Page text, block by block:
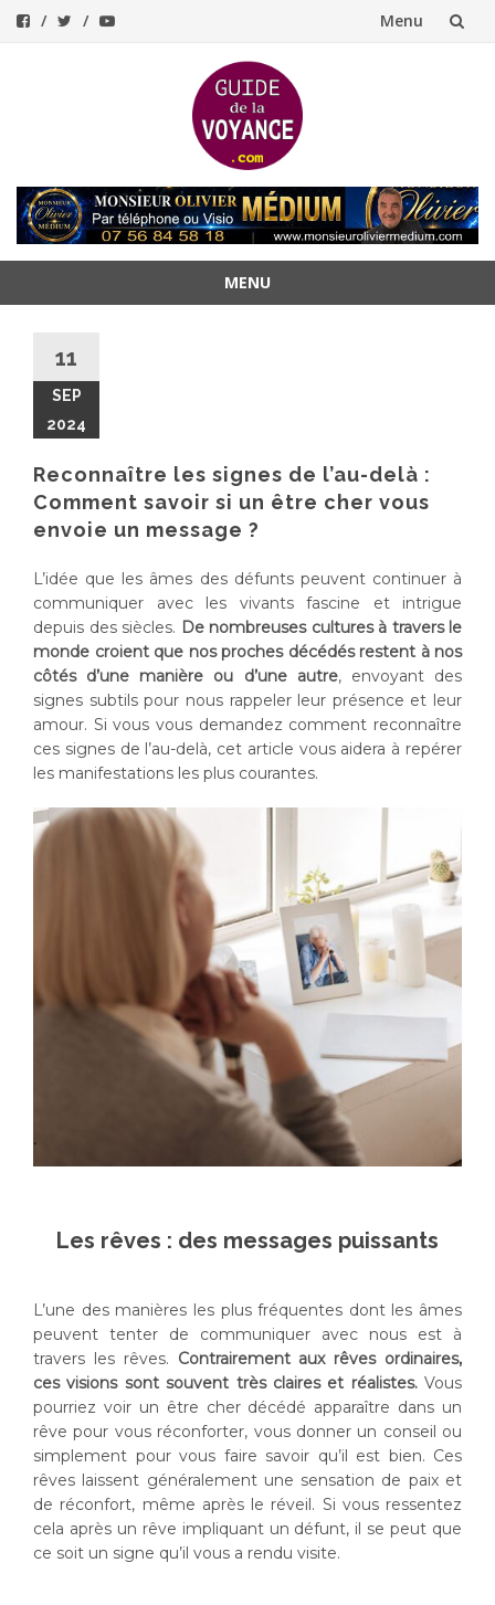
Menu
MENU
contenu11
SEP
2024
Reconnaître les signes de l’au-delà :
Comment savoir si un être cher vous
envoie un message ?
L’idée que les âmes des défunts peuvent continuer à
communiquer avec les vivants fascine et intrigue
depuis des siècles. De nombreuses cultures à travers le
monde croient que nos proches décédés restent à nos
côtés d’une manière ou d’une autre, envoyant des
signes subtils pour nous rappeler leur présence et leur
amour. Si vous vous demandez comment reconnaître
ces signes de l’au-delà, cet article vous aidera à repérer
les manifestations les plus courantes.
Les rêves : des messages puissants
L’une des manières les plus fréquentes dont les âmes
peuvent tenter de communiquer avec nous est à
travers les rêves. Contrairement aux rêves ordinaires,
ces visions sont souvent très claires et réalistes.Vous
pourriez voir un être cher décédé apparaître dans un
rêve pour vous réconforter, vous donner un conseil ou
simplement pour vous faire savoir qu’il est bien. Ces
rêves laissent généralement une sensation de paix et
de réconfort, même après le réveil. Si vous ressentez
cela après un rêve impliquant un défunt, il se peut que
ce soit un signe qu’il vous a rendu visite.